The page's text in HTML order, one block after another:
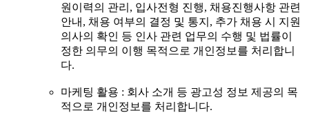
원이력의 관리, 입사전형 진행, 채용진행사항 관련
안내, 채용 여부의 결정 및 통지, 추가 채용 시 지원
의사의 확인 등 인사 관련 업무의 수행 및 법률이
정한 의무의 이행 목적으로 개인정보를 처리합니
다.
마케팅 활용 : 회사 소개 등 광고성 정보 제공의 목
적으로 개인정보를 처리합니다.